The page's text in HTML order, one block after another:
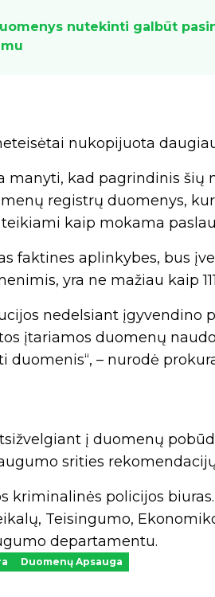
nutekinti galbūt
nukopijuota
manyti, kad pagrindinis šių
registrų duomenys,
kaip mokama
faktines aplinkybes, bus
yra ne mažiau kaip
nedelsiant įgyvendino
įtariamos duomenų
– nurodė
į duomenų
srities
kriminalinės policijos
Teisingumo,
departamentu.
Duomenų Apsauga